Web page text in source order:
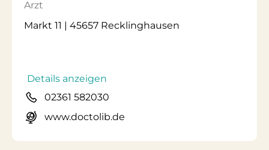
Arzt
Markt 11 | 45657 Recklinghausen
Details anzeigen
02361 582030
www.doctolib.de